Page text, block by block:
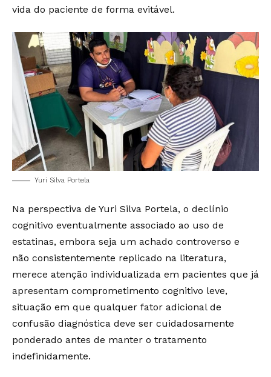
vida do paciente de forma evitável.
Yuri Silva Portela
Na perspectiva de Yuri Silva Portela, o declínio
cognitivo eventualmente associado ao uso de
estatinas, embora seja um achado controverso e
não consistentemente replicado na literatura,
merece atenção individualizada em pacientes que já
apresentam comprometimento cognitivo leve,
situação em que qualquer fator adicional de
confusão diagnóstica deve ser cuidadosamente
ponderado antes de manter o tratamento
indefinidamente.